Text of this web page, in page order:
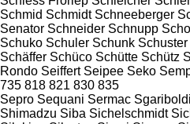
Schmid Schmidt Schneeberger
Senator Schneider Schnupp
Schuko Schuler Schunk Schuster
Schäffer Schüco Schütte Schütz
Rondo Seiffert Seipee Seko
735 818 821 830 835
Sepro Sequani Sermac Sgariboldi
Shimadzu Siba Sichelschmidt